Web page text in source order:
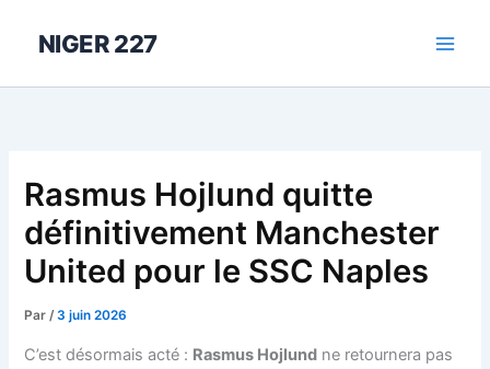
NIGER 227
Rasmus Hojlund quitte
définitivement Manchester
United pour le SSC Naples
Par/3 juin 2026
C’est désormais acté : Rasmus Hojlund ne retournera pas